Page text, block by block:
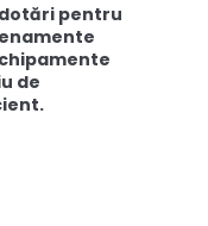
dotări pentru
de